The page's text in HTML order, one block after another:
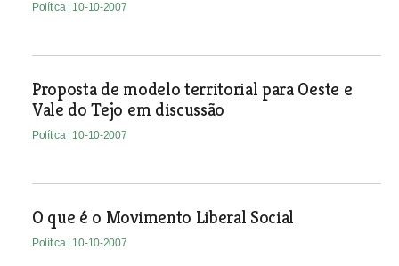
Política | 10-10-2007
Proposta de modelo territorial para Oeste e
Vale do Tejo em discussão
Política | 10-10-2007
O que é o Movimento Liberal Social
Política | 10-10-2007